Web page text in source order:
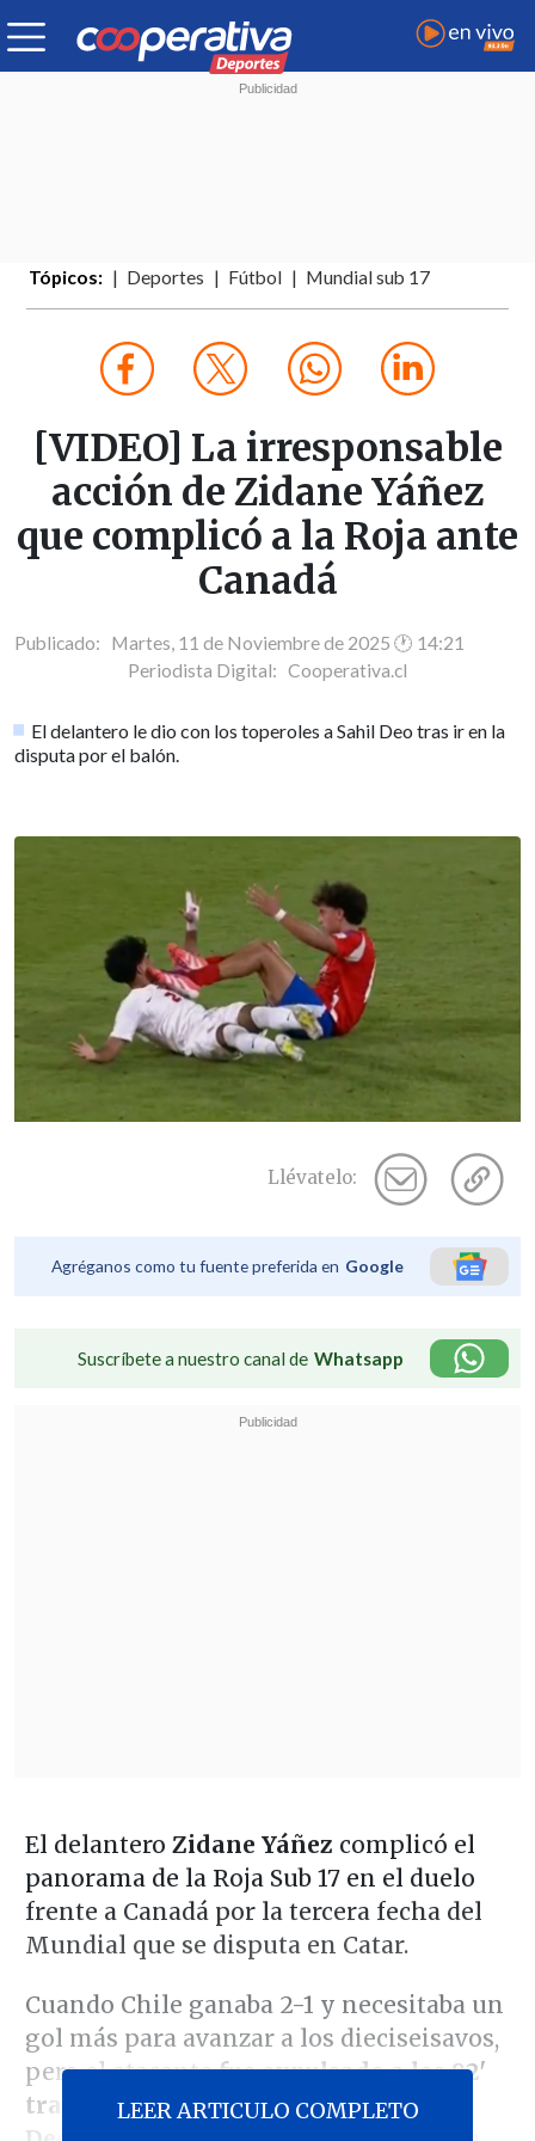
Tópicos: Deportes Fútbol Mundial sub 17
[VIDEO] La irresponsable
acción de Zidane Yáñez
que complicó a la Roja ante
Canadá
Publicado: Martes, 11 de Noviembre de 2025 🕐 14:21
Periodista Digital: Cooperativa.cl
El delantero le dio con los toperoles a Sahil Deo tras ir en la
disputa por el balón.
Llévatelo:
Agréganos como tu fuente preferida en Google
Suscríbete a nuestro canal de Whatsapp
El delantero Zidane Yáñez complicó el
panorama de la Roja Sub 17 en el duelo
frente a Canadá por la tercera fecha del
Mundial que se disputa en Catar.
Cuando Chile ganaba 2-1 y necesitaba un
gol más para avanzar a los dieciseisavos,
pero el atacantefue expulsado a los 82'
tras golpear con los toperoles a Sahil
LEER ARTICULO COMPLETO